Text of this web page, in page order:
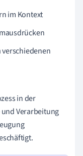
im Kontext
verschiedenen
in der
Verarbeitung